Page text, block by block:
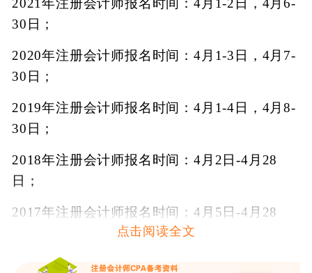
2021年注册会计师报名时间：4月1-2日，4月6-
30日；
2020年注册会计师报名时间：4月1-3日，4月7-
30日；
2019年注册会计师报名时间：4月1-4日，4月8-
30日；
2018年注册会计师报名时间：4月2日-4月28
日；
2017年注册会计师报名时间：4月5日-4月28
2016年注册会计师报名时间：4月1日-4月30
点击阅读全文